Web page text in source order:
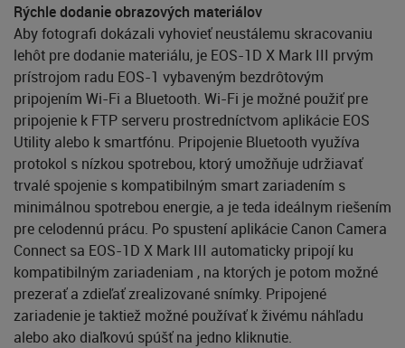
Rýchle dodanie obrazových materiálov
Aby fotografi dokázali vyhovieť neustálemu skracovaniu
lehôt pre dodanie materiálu, je EOS-1D X Mark III prvým
prístrojom radu EOS-1 vybaveným bezdrôtovým
pripojením Wi-Fi a Bluetooth. Wi-Fi je možné použiť pre
pripojenie k FTP serveru prostredníctvom aplikácie EOS
Utility alebo k smartfónu. Pripojenie Bluetooth využíva
protokol s nízkou spotrebou, ktorý umožňuje udržiavať
trvalé spojenie s kompatibilným smart zariadením s
minimálnou spotrebou energie, a je teda ideálnym riešením
pre celodennú prácu. Po spustení aplikácie Canon Camera
Connect sa EOS-1D X Mark III automaticky pripojí ku
kompatibilným zariadeniam , na ktorých je potom možné
prezerať a zdieľať zrealizované snímky. Pripojené
zariadenie je taktiež možné používať k živému náhľadu
alebo ako diaľkovú spúšť na jedno kliknutie.